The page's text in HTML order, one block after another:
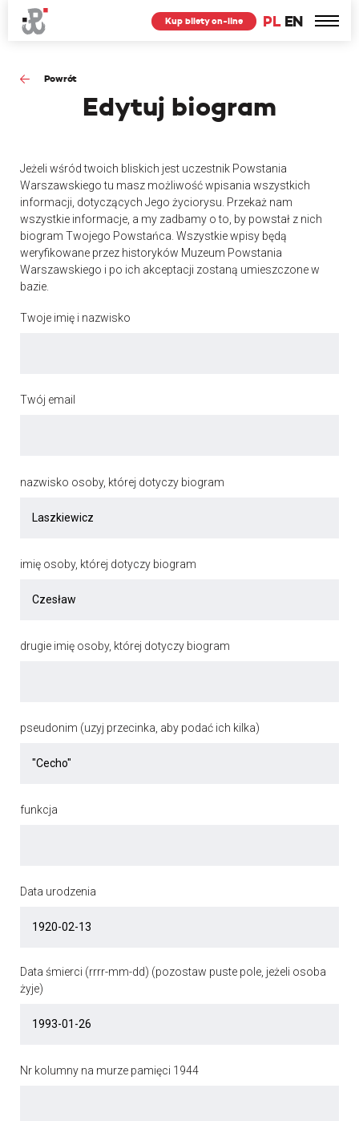
PL EN
Kup bilety on-line
Powrót
Edytuj biogram
Jeżeli wśród twoich bliskich jest uczestnik Powstania
Warszawskiego tu masz możliwość wpisania wszystkich
informacji, dotyczących Jego życiorysu. Przekaż nam
wszystkie informacje, a my zadbamy o to, by powstał z nich
biogram Twojego Powstańca. Wszystkie wpisy będą
weryfikowane przez historyków Muzeum Powstania
Warszawskiego i po ich akceptacji zostaną umieszczone w
bazie.
Twoje imię i nazwisko
Twój email
nazwisko osoby, której dotyczy biogram
imię osoby, której dotyczy biogram
drugie imię osoby, której dotyczy biogram
pseudonim (uzyj przecinka, aby podać ich kilka)
funkcja
Data urodzenia
Data śmierci (rrrr-mm-dd) (pozostaw puste pole, jeżeli osoba
żyje)
Nr kolumny na murze pamięci 1944